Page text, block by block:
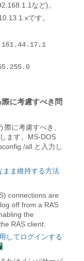
など)。
です。
に考慮すべき問
際に考慮すべき、
ます。MS-DOS
/all と入力し
まま維持する方法
connections are
off from a RAS
the
RAS client.
してログインする